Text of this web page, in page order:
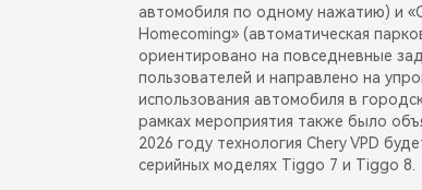
автомобиля по одному нажатию) и
Homecoming» (автоматическая
ориентировано на повседневные
пользователей и направлено на
использования автомобиля в
рамках мероприятия также было
2026 году технология Chery VPD
серийных моделях Tiggo 7 и Tiggo 8.